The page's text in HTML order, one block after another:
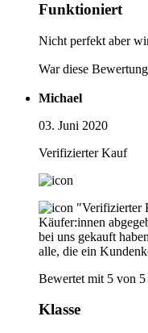
Funktioniert
Nicht perfekt aber
War diese
Michael
03. Juni 2020
Verifizierter Kauf
"Verifizierter
Käufer:innen
bei uns gekauft
alle, die ein
Bewertet mit 5 von 5
Klasse